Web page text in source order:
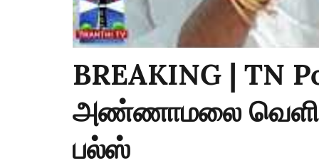
BREAKING | TN
அண்ணாமலை
பல்ஸ்